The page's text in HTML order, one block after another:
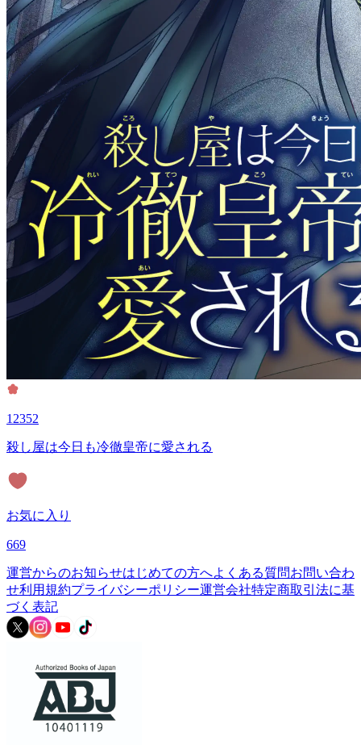
12352
殺し屋は今日も冷徹皇帝に愛される
お気に入り
669
運営からのお知らせはじめての方へよくある質問お問い合わ
せ利用規約プライバシーポリシー運営会社特定商取引法に基
づく表記